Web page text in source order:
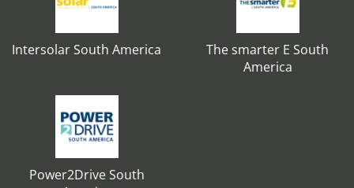
Intersolar South America
The smarter E South
America
Power2Drive South